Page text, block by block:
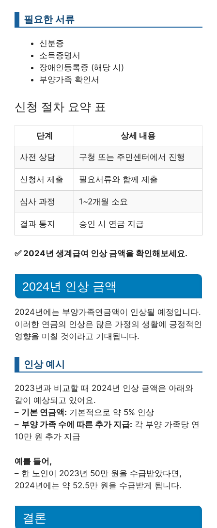
필요한 서류
신분증
소득증명서
장애인등록증 (해당 시)
부양가족 확인서
신청 절차 요약 표
단계 상세 내용
사전 상담 구청 또는 주민센터에서 진행
신청서 제출 필요서류와 함께 제출
심사 과정 1~2개월 소요
결과 통지 승인 시 연금 지급
✅ 2024년 생계급여 인상 금액을 확인해보세요.
2024년 인상 금액
2024년에는 부양가족연금액이 인상될 예정입니다.
이러한 연금의 인상은 많은 가정의 생활에 긍정적인
영향을 미칠 것이라고 기대됩니다.
인상 예시
2023년과 비교할 때 2024년 인상 금액은 아래와
같이 예상되고 있어요.
– 기본 연금액: 기본적으로 약 5% 인상
– 부양 가족 수에 따른 추가 지급: 각 부양 가족당 연
10만 원 추가 지급
예를 들어,
– 한 노인이 2023년 50만 원을 수급받았다면,
2024년에는 약 52.5만 원을 수급받게 됩니다.
결론